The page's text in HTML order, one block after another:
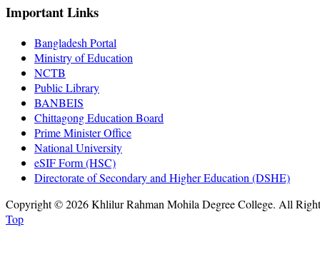
Important Links
Bangladesh Portal
Ministry of Education
NCTB
Public Library
BANBEIS
Chittagong Education Board
Prime Minister Office
National University
eSIF Form (HSC)
Directorate of Secondary and Higher Education (DSHE)
Copyright © 2026 Khlilur Rahman Mohila Degree College. All
Top